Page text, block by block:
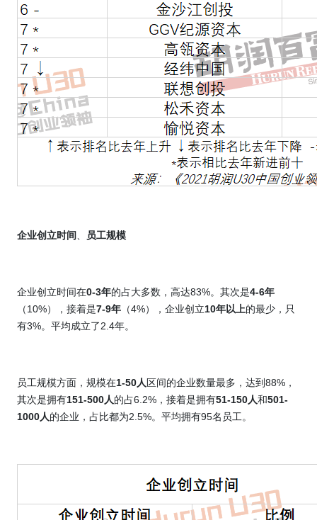
企业创立时间 员工规模
企业创立时间在0-3年的占大多数，高达83%。其次是4-6年
（10%），接着是7-9年 （4%），企业创立10年以上的最少，只
有3%。平均成立了2.4年。
员工规模方面，规模在1-50人 区间的企业数量最多，达到88% ，
其次是拥有151-500人的占6.2% ，接着是拥有51-150人和501-
1000人的企业，占比都为2.5%。平均拥有95名员工。